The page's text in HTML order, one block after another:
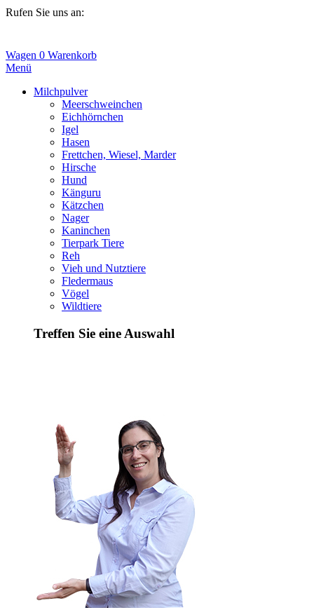
Rufen Sie uns an:
Wagen 0 Warenkorb
Menü
Milchpulver
Meerschweinchen
Eichhörnchen
Igel
Hasen
Frettchen, Wiesel, Marder
Hirsche
Hund
Känguru
Kätzchen
Nager
Kaninchen
Tierpark Tiere
Reh
Vieh und Nutztiere
Fledermaus
Vögel
Wildtiere
Treffen Sie eine Auswahl